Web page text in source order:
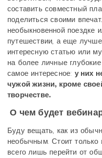
составить совместный
поделиться своими
необыкновенной поездке
путешествии, а еще лучше
интересную статью или
на более личные
самое интересное: у них
чужой жизни, кроме
творчестве.
О чем будет
Буду вещать, как из
необычным. Стоит только
всего лишь перейти от